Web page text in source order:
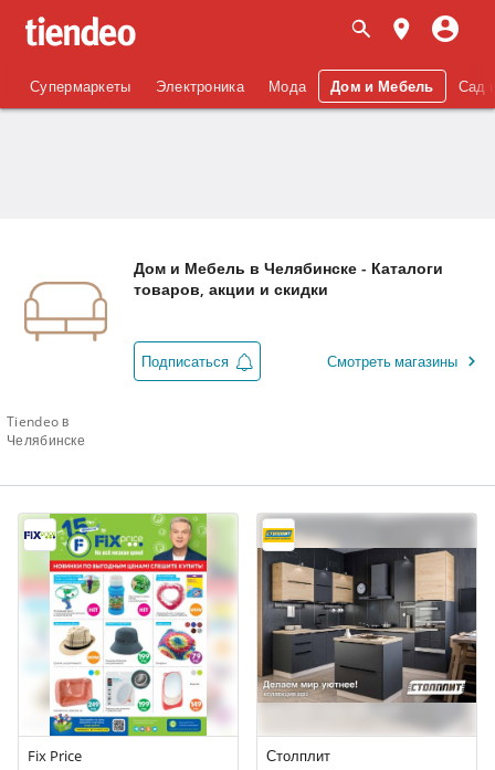
Супермаркеты Электроника Мода Дом и Мебель Сад
Tiendeo в
Челябинске
Дом и Мебель в Челябинске - Каталоги
товаров, акции и скидки
Подписаться Смотреть магазины
Fix Price Столплит